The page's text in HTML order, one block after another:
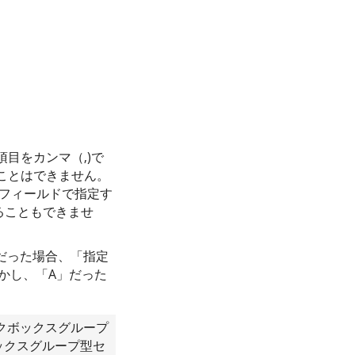
目をカンマ（,)で
はできません。
ィールドで指定す
ともできませ
った場合、「指定
し、「A」だった
ボックスグループ
スグループ型セ